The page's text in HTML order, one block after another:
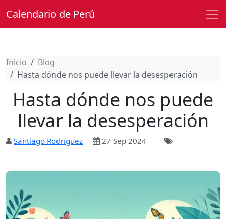
Calendario de Perú
Inicio
Blog
Hasta dónde nos puede llevar la desesperación
Hasta dónde nos puede
llevar la desesperación
Santiago Rodríguez 27 Sep 2024